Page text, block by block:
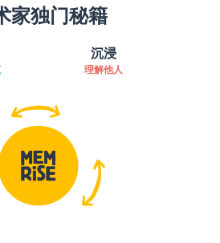
家独门秘籍
沉浸
理解他人